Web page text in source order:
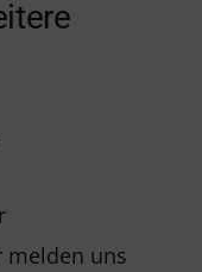
melden uns